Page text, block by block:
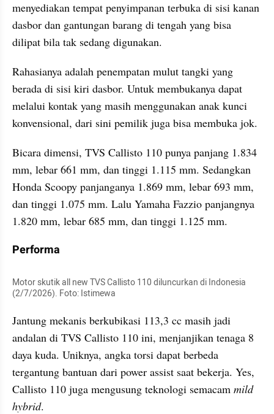
menyediakan tempat penyimpanan terbuka di sisi kanan
dasbor dan gantungan barang di tengah yang bisa
dilipat bila tak sedang digunakan.
Rahasianya adalah penempatan mulut tangki yang
berada di sisi kiri dasbor. Untuk membukanya dapat
melalui kontak yang masih menggunakan anak kunci
konvensional, dari sini pemilik juga bisa membuka jok.
Bicara dimensi, TVS Callisto 110 punya panjang 1.834
mm, lebar 661 mm, dan tinggi 1.115 mm. Sedangkan
Honda Scoopy panjanganya 1.869 mm, lebar 693 mm,
dan tinggi 1.075 mm. Lalu Yamaha Fazzio panjangnya
1.820 mm, lebar 685 mm, dan tinggi 1.125 mm.
Performa
Motor skutik all new TVS Callisto 110 diluncurkan di Indonesia
(2/7/2026). Foto: Istimewa
Jantung mekanis berkubikasi 113,3 cc masih jadi
andalan di TVS Callisto 110 ini, menjanjikan tenaga 8
daya kuda. Uniknya, angka torsi dapat berbeda
tergantung bantuan dari power assist saat bekerja. Yes,
Callisto 110 juga mengusung teknologi semacam mild
hybrid.